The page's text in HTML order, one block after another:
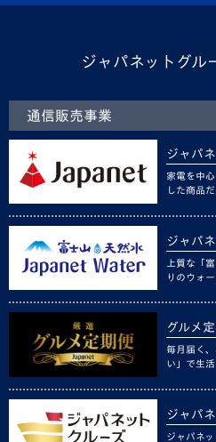
ジャパネットグル
通信販売事業
ジャパ
家電を中
した商品
ジャパ
上質な「
りのウォ
グルメ
毎月届く
い」で生
ジャパ
ジャパネ